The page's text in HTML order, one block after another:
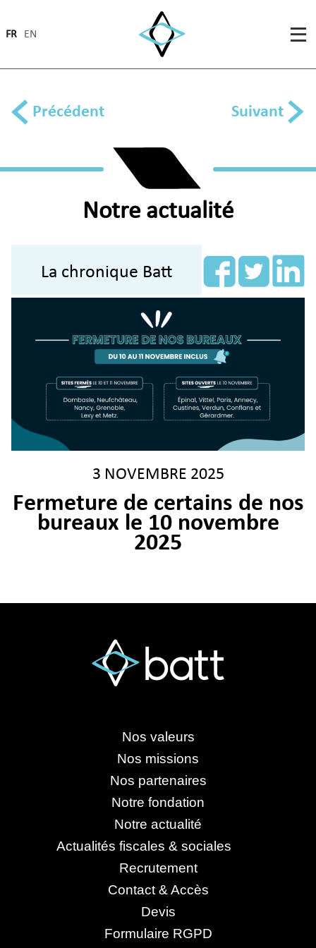
FR EN
Précédent Suivant
Notre actualité
La chronique Batt
3 NOVEMBRE 2025
Fermeture de certains de nos
bureaux le 10 novembre
2025
Nos valeurs
Nos missions
Nos partenaires
Notre fondation
Notre actualité
Actualités fiscales & sociales
Recrutement
Contact & Accès
Devis
Formulaire RGPD